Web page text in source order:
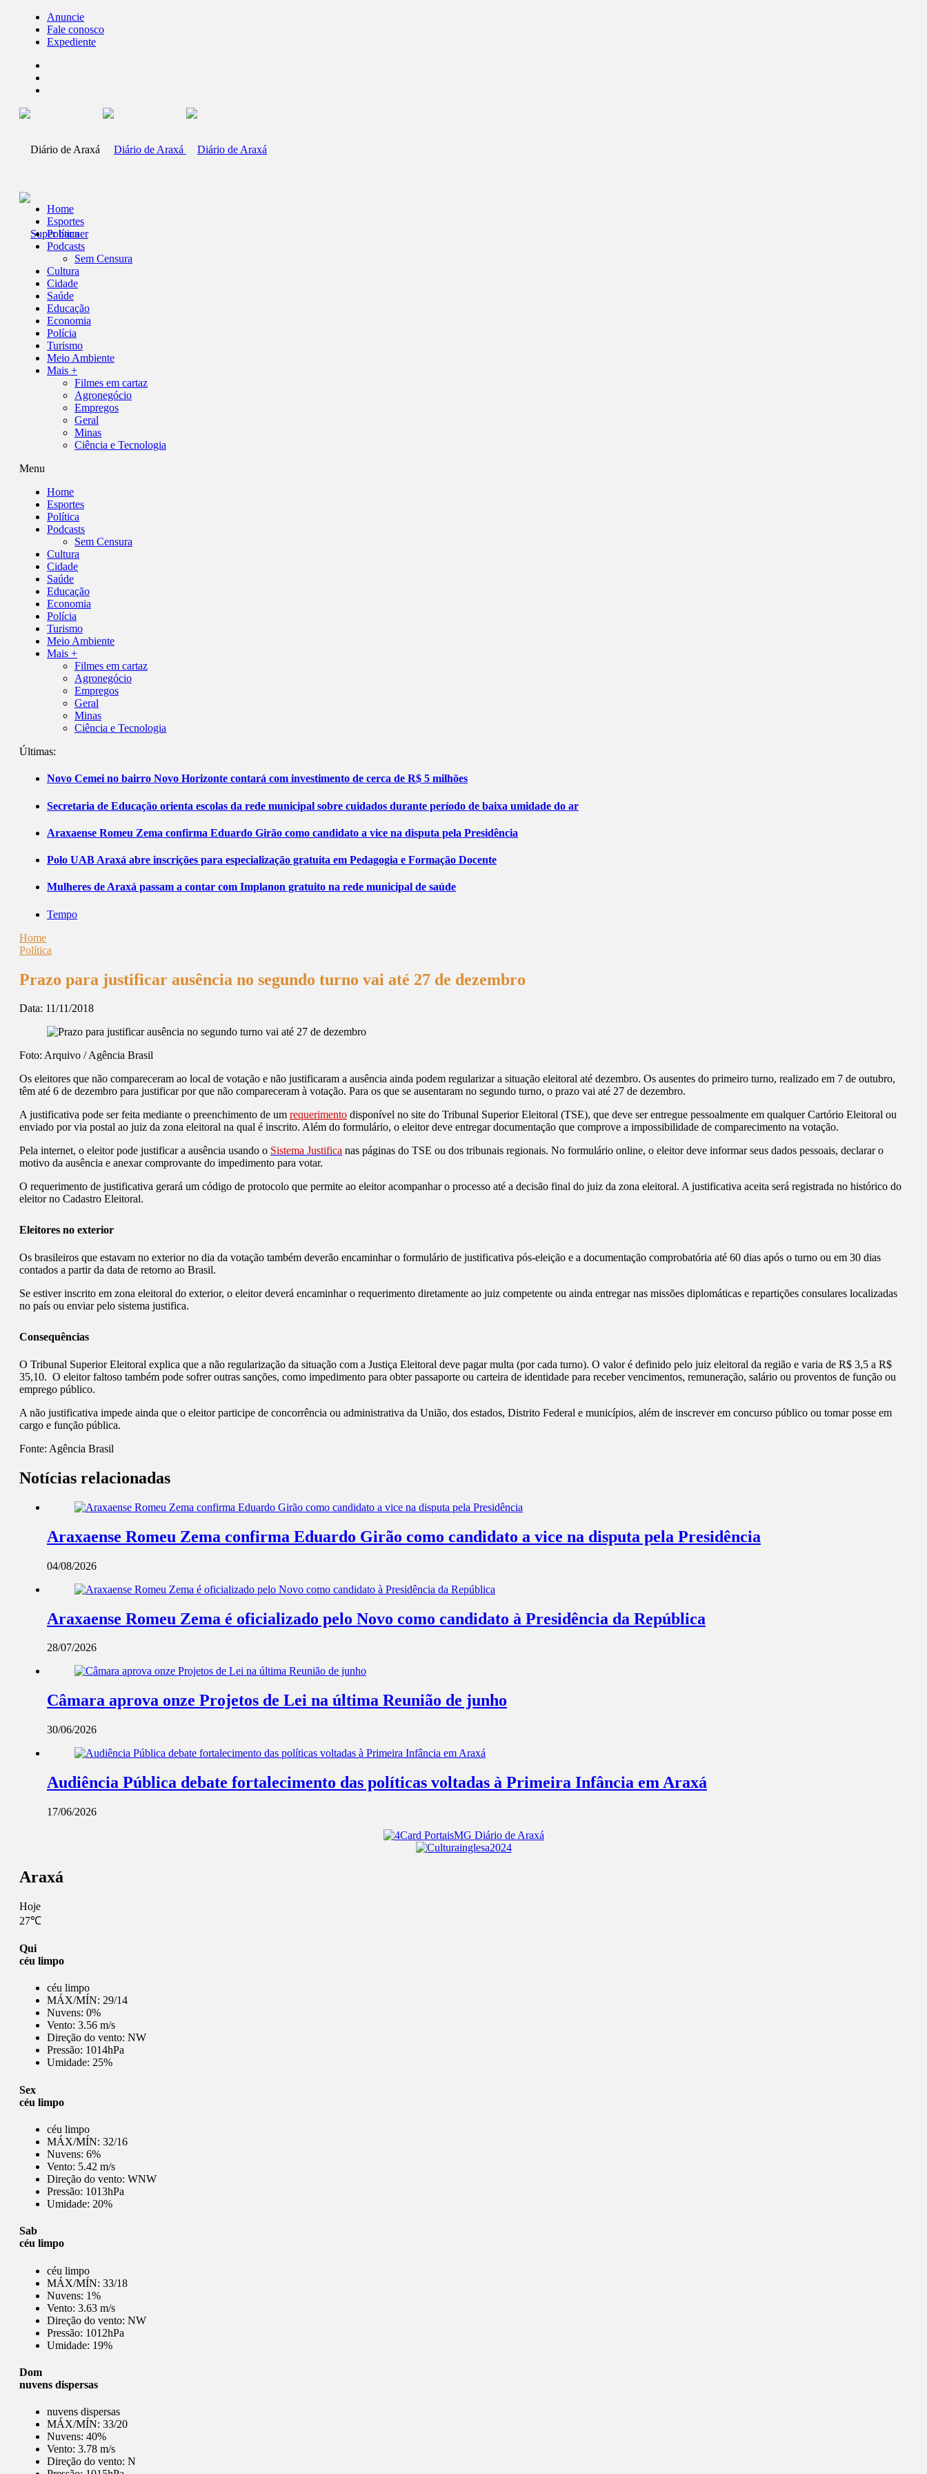
Anuncie
Fale conosco
Expediente
Home
Esportes
Política
Podcasts
Sem Censura
Cultura
Cidade
Saúde
Educação
Economia
Polícia
Turismo
Meio Ambiente
Mais +
Filmes em cartaz
Agronegócio
Empregos
Geral
Minas
Ciência e Tecnologia
Menu
Home
Esportes
Política
Podcasts
Sem Censura
Cultura
Cidade
Saúde
Educação
Economia
Polícia
Turismo
Meio Ambiente
Mais +
Filmes em cartaz
Agronegócio
Empregos
Geral
Minas
Ciência e Tecnologia
Últimas:
Novo Cemei no bairro Novo Horizonte contará com investimento de cerca de R$ 5 milhões
Secretaria de Educação orienta escolas da rede municipal sobre cuidados durante período de baixa umidade do ar
Araxaense Romeu Zema confirma Eduardo Girão como candidato a vice na disputa pela Presidência
Polo UAB Araxá abre inscrições para especialização gratuita em Pedagogia e Formação Docente
Mulheres de Araxá passam a contar com Implanon gratuito na rede municipal de saúde
Tempo
Home
Política
Prazo para justificar ausência no segundo turno vai até 27 de dezembro
Data: 11/11/2018
Foto: Arquivo / Agência Brasil
Os eleitores que não compareceram ao local de votação e não justificaram a ausência ainda podem regularizar a situação eleitoral até dezembro. Os ausentes do primeiro turno, realizado em 7 de outubro,
têm até 6 de dezembro para justificar por que não compareceram à votação. Para os que se ausentaram no segundo turno, o prazo vai até 27 de dezembro.
A justificativa pode ser feita mediante o preenchimento de um requerimento disponível no site do Tribunal Superior Eleitoral (TSE), que deve ser entregue pessoalmente em qualquer Cartório Eleitoral ou
enviado por via postal ao juiz da zona eleitoral na qual é inscrito. Além do formulário, o eleitor deve entregar documentação que comprove a impossibilidade de comparecimento na votação.
Pela internet, o eleitor pode justificar a ausência usando o Sistema Justifica nas páginas do TSE ou dos tribunais regionais. No formulário online, o eleitor deve informar seus dados pessoais, declarar o
motivo da ausência e anexar comprovante do impedimento para votar.
O requerimento de justificativa gerará um código de protocolo que permite ao eleitor acompanhar o processo até a decisão final do juiz da zona eleitoral. A justificativa aceita será registrada no histórico do
eleitor no Cadastro Eleitoral.
Eleitores no exterior
Os brasileiros que estavam no exterior no dia da votação também deverão encaminhar o formulário de justificativa pós-eleição e a documentação comprobatória até 60 dias após o turno ou em 30 dias
contados a partir da data de retorno ao Brasil.
Se estiver inscrito em zona eleitoral do exterior, o eleitor deverá encaminhar o requerimento diretamente ao juiz competente ou ainda entregar nas missões diplomáticas e repartições consulares localizadas
no país ou enviar pelo sistema justifica.
Consequências
O Tribunal Superior Eleitoral explica que a não regularização da situação com a Justiça Eleitoral deve pagar multa (por cada turno). O valor é definido pelo juiz eleitoral da região e varia de R$ 3,5 a R$
35,10. O eleitor faltoso também pode sofrer outras sanções, como impedimento para obter passaporte ou carteira de identidade para receber vencimentos, remuneração, salário ou proventos de função ou
emprego público.
A não justificativa impede ainda que o eleitor participe de concorrência ou administrativa da União, dos estados, Distrito Federal e municípios, além de inscrever em concurso público ou tomar posse em
cargo e função pública.
Fonte: Agência Brasil
Notícias relacionadas
Araxaense Romeu Zema confirma Eduardo Girão como candidato a vice na disputa pela Presidência
04/08/2026
Araxaense Romeu Zema é oficializado pelo Novo como candidato à Presidência da República
28/07/2026
Câmara aprova onze Projetos de Lei na última Reunião de junho
30/06/2026
Audiência Pública debate fortalecimento das políticas voltadas à Primeira Infância em Araxá
17/06/2026
Araxá
Hoje
27℃
Qui
céu limpo
céu limpo
MÁX/MÍN: 29/14
Nuvens: 0%
Vento: 3.56 m/s
Direção do vento: NW
Pressão: 1014hPa
Umidade: 25%
Sex
céu limpo
céu limpo
MÁX/MÍN: 32/16
Nuvens: 6%
Vento: 5.42 m/s
Direção do vento: WNW
Pressão: 1013hPa
Umidade: 20%
Sab
céu limpo
céu limpo
MÁX/MÍN: 33/18
Nuvens: 1%
Vento: 3.63 m/s
Direção do vento: NW
Pressão: 1012hPa
Umidade: 19%
Dom
nuvens dispersas
nuvens dispersas
MÁX/MÍN: 33/20
Nuvens: 40%
Vento: 3.78 m/s
Direção do vento: N